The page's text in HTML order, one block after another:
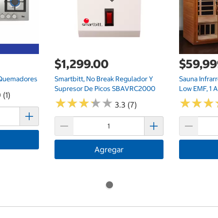
$1,299.00
Smartbitt, No Break Regulador Y
Supresor De Picos SBAVRC2000
★★★★★
★★★★★ 3.3 (7)
Agregar
Sauna
Low EMF, 1
★★★
★★★